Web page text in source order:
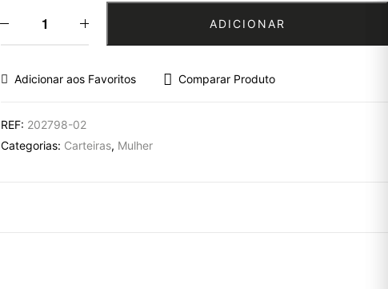
ADICIONAR
Adicionar aos Favoritos Comparar Produto
REF: 202798-02
Categorias: Carteiras, Mulher